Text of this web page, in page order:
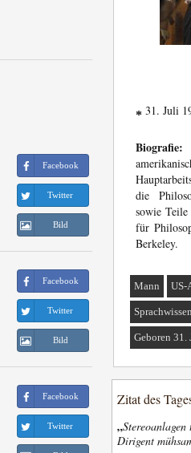
Facebook
Twitter
Bild
Facebook
Twitter
Bild
Facebook
Twitter
* 31. Juli
Biografie:
die
sowie
für
Berkeley.
Mann US-
Geboren 31.
Zitat des
„
Dirigent